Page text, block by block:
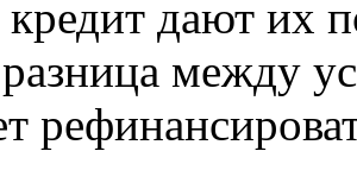
дают их
между